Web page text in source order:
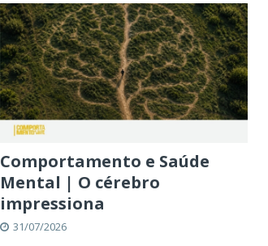
Comportamento e Saúde
Mental | O cérebro
impressiona
31/07/2026